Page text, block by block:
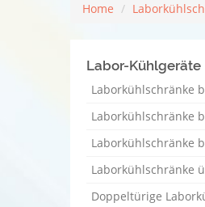
Home
Labor-Kühlgeräte
Laborkühlschränke
Laborkühlschränke
Laborkühlschränke
Laborkühlschränke
Doppeltürige